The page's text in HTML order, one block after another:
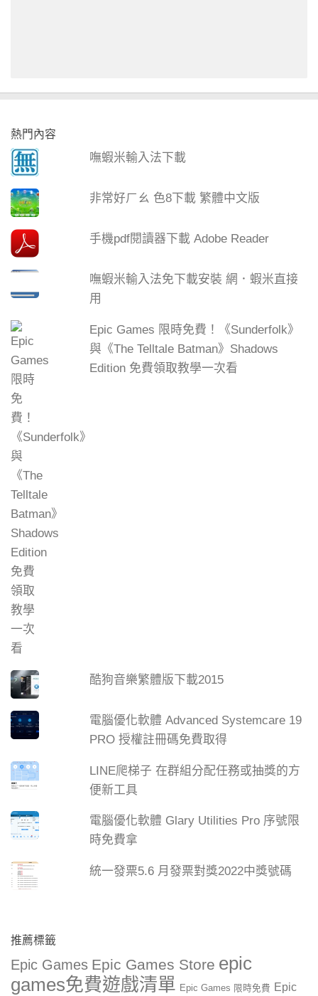
熱門內容
嘸蝦米輸入法下載
非常好ㄏㄠ 色8下載 繁體中文版
手機pdf閱讀器下載 Adobe Reader
嘸蝦米輸入法免下載安裝 網．蝦米直接
用
Epic Games 限時免費！《Sunderfolk》
與《The Telltale Batman》Shadows
Edition 免費領取教學一次看
酷狗音樂繁體版下載2015
電腦優化軟體 Advanced Systemcare 19
PRO 授權註冊碼免費取得
LINE爬梯子 在群組分配任務或抽獎的方
便新工具
電腦優化軟體 Glary Utilities Pro 序號限
時免費拿
統一發票5.6 月發票對獎2022中獎號碼
推薦標籤
Epic Games Epic Games Store epic
games免費遊戲清單 Epic Games 限時免費 Epic